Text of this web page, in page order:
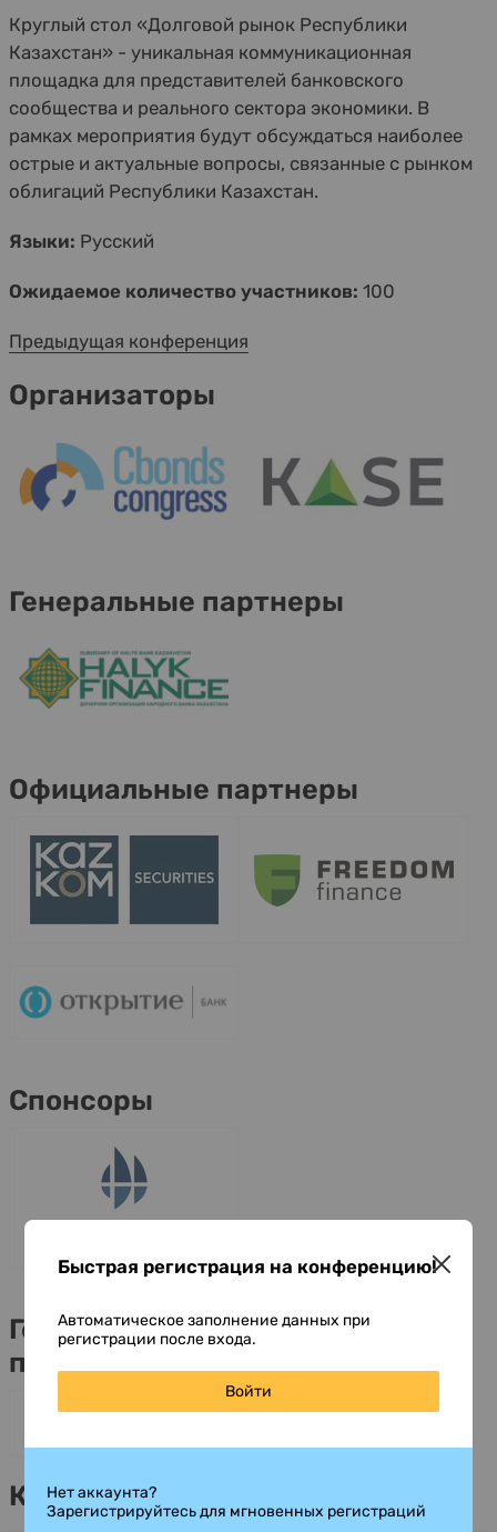
Круглый стол «Долговой рынок Республики
Казахстан» - уникальная коммуникационная
площадка для представителей банковского
сообщества и реального сектора экономики. В
рамках мероприятия будут обсуждаться наиболее
острые и актуальные вопросы, связанные с рынком
облигаций Республики Казахстан.
Языки: Русский
Ожидаемое количество участников: 100
Предыдущая конференция
Организаторы
Генеральные партнеры
Официальные партнеры
Спонсоры
Генеральные информационные
партнеры
Контакты
Быстрая регистрация на конференцию!
Автоматическое заполнение данных при
регистрации после входа.
Войти
Нет аккаунта?
Зарегистрируйтесь для мгновенных регистраций